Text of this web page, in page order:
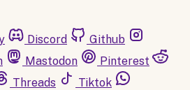
Discord
Github
Mastodon
Pinterest
Threads
Tiktok